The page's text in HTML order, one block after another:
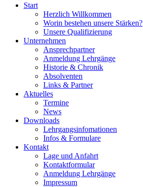
Start
Herzlich Willkommen
Worin bestehen unsere Stärken?
Unsere Qualifizierung
Unternehmen
Ansprechpartner
Anmeldung Lehrgänge
Historie & Chronik
Absolventen
Links & Partner
Aktuelles
Termine
News
Downloads
Lehrgangsinfomationen
Infos & Formulare
Kontakt
Lage und Anfahrt
Kontaktformular
Anmeldung Lehrgänge
Impressum